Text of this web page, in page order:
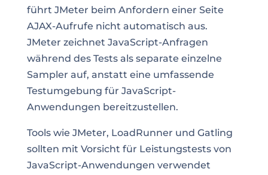
führt JMeter beim Anfordern einer Seite
AJAX-Aufrufe nicht automatisch aus.
JMeter zeichnet JavaScript-Anfragen
während des Tests als separate einzelne
Sampler auf, anstatt eine umfassende
Testumgebung für JavaScript-
Anwendungen bereitzustellen.
Tools wie JMeter, LoadRunner und Gatling
sollten mit Vorsicht für Leistungstests von
JavaScript-Anwendungen verwendet